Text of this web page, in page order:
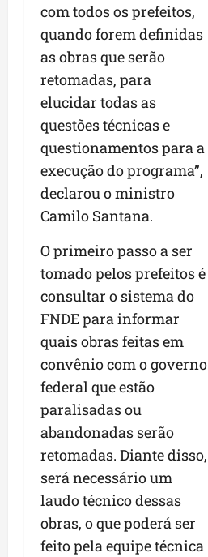
com todos os prefeitos,
quando forem definidas
as obras que serão
retomadas, para
elucidar todas as
questões técnicas e
questionamentos para a
execução do programa”,
declarou o ministro
Camilo Santana.
O primeiro passo a ser
tomado pelos prefeitos é
consultar o sistema do
FNDE para informar
quais obras feitas em
convênio com o governo
federal que estão
paralisadas ou
abandonadas serão
retomadas. Diante disso,
será necessário um
laudo técnico dessas
obras, o que poderá ser
feito pela equipe técnica